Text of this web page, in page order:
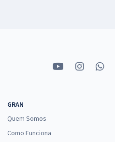
GRAN
Quem Somos
Como Funciona